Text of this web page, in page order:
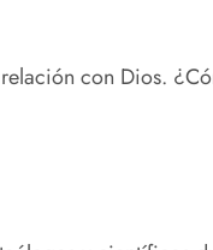
con Dios.